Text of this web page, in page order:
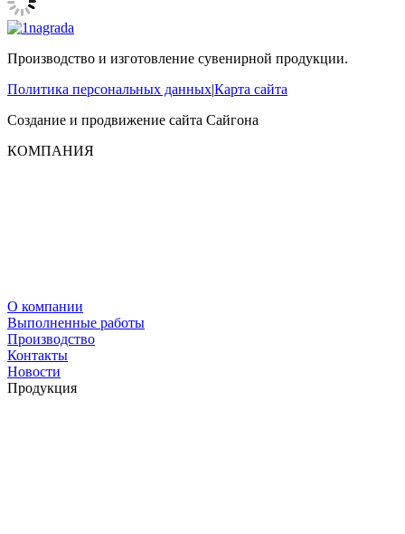
Производство и изготовление сувенирной продукции.
Политика персональных данных|Карта сайта
Создание и продвижение сайта Сайгона
КОМПАНИЯ
О компании
Выполненные работы
Производство
Контакты
Новости
Продукция